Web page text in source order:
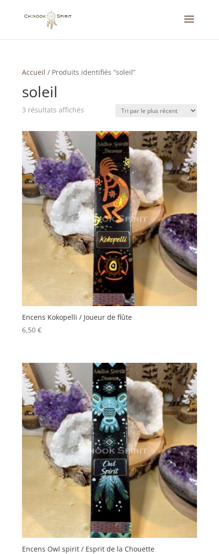
Accueil / Produits identifiés “soleil”
soleil
3 résultats affichésTrié
plus
récent
plus
ancien
Encens Kokopelli / Joueur de flûte
6,50 €
Encens Owl spirit / Esprit de la Chouette